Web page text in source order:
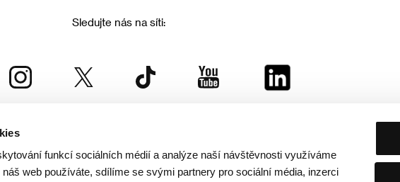
funkcí sociálních médií a analýze naší návštěvnosti využíváme
web používáte, sdílíme se svými partnery pro sociální média, inzerci
Sledujte nás na síti:
rodiny KVIFF Group, která zastřešuje i další projekty: